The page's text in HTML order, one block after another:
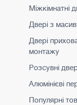
Міжкімнатні
Двері з
Двері
монтажу
Розсувні
Алюмінієві
Популярні